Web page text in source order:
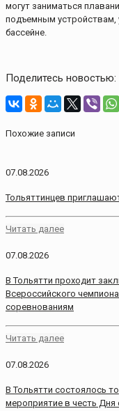
могут заниматься
подъемным устройствам,
бассейне.
Поделитесь новостью:
Похожие записи
07.08.2026
Тольяттинцев
Читать далее
07.08.2026
В Тольятти проходит
Всероссийского
соревнованиям
Читать далее
07.08.2026
В Тольятти состоялось
мероприятие в честь Дня